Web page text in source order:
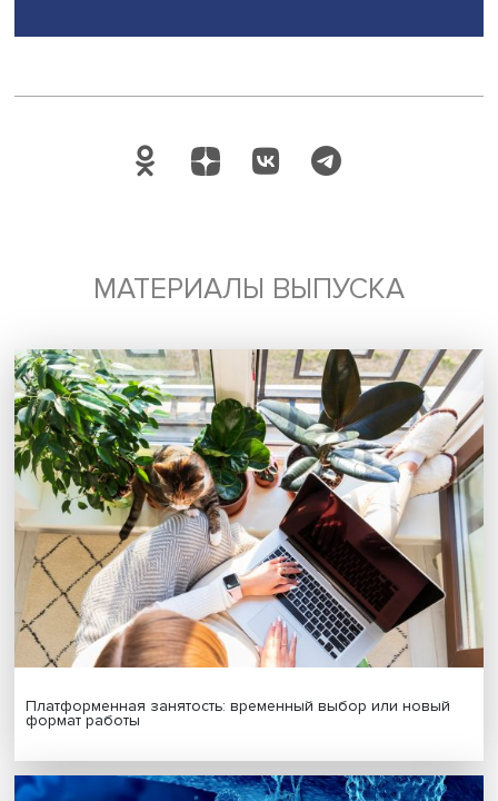
воспитание родительство материнство
Будь всегда в курсе !
Подпишись на наши новости:
Подписаться
персональных данных